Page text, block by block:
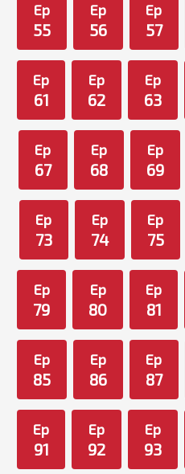
Ep
55
Ep
56
Ep
57
Ep
61
Ep
62
Ep
63
Ep
67
Ep
68
Ep
69
Ep
73
Ep
74
Ep
75
Ep
79
Ep
80
Ep
81
Ep
85
Ep
86
Ep
87
Ep
91
Ep
92
Ep
93